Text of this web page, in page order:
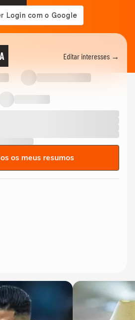
Editar interesses →
os meus resumos